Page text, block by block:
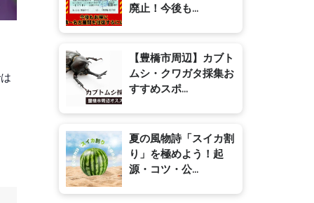
廃止！今後も...
【豊橋市周辺】カブト
ムシ・クワガタ採集お
すすめスポ...
夏の風物詩「スイカ割
り」を極めよう！起
源・コツ・公...